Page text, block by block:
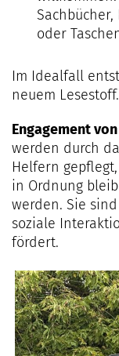
oder
Im Idealfall
neuem Lesestoff.
Engagement
werden durch
Helfern
in Ordnung
werden. Sie
soziale
fördert.